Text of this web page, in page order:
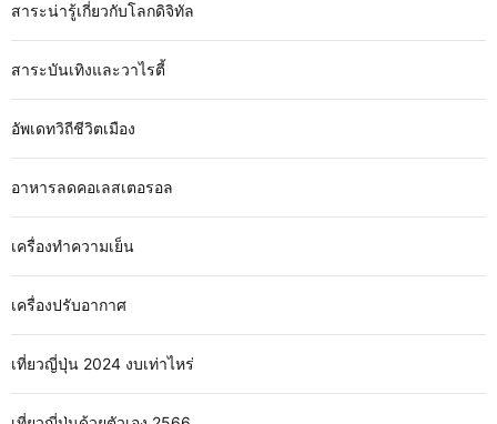
สาระน่ารู้เกี่ยวกับโลกดิจิทัล
สาระบันเทิงและวาไรตี้
อัพเดทวิถีชีวิตเมือง
อาหารลดคอเลสเตอรอล
เครื่องทำความเย็น
เครื่องปรับอากาศ
เที่ยวญี่ปุ่น 2024 งบเท่าไหร่